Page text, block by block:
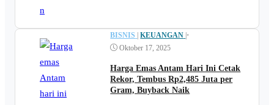
BISNIS | KEUANGAN |•
Oktober 17, 2025
Harga Emas Antam Hari Ini Cetak
Rekor, Tembus Rp2,485 Juta per
Gram, Buyback Naik